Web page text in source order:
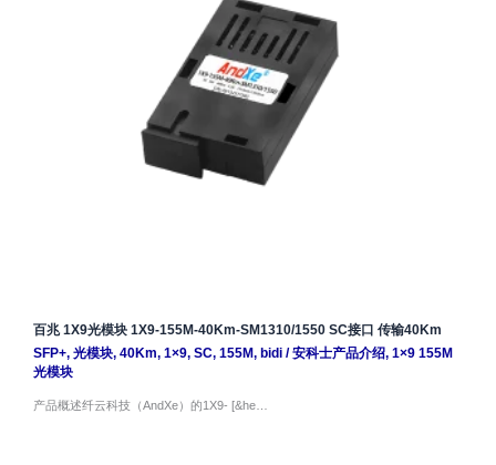
百兆 1X9光模块 1X9-155M-40Km-SM1310/1550 SC接口 传输40Km
SFP+, 光模块, 40Km, 1×9, SC, 155M, bidi/安科士产品介绍, 1×9 155M
光模块
产品概述纤云科技（AndXe）的1X9- [&he…